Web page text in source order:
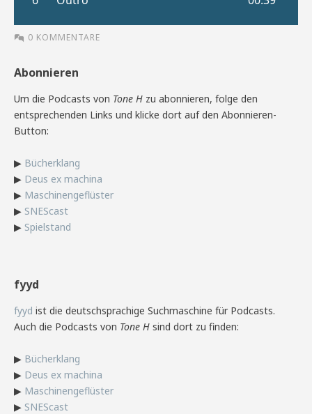
0 KOMMENTARE
Abonnieren
Um die Podcasts von Tone H zu abonnieren, folge den
entsprechenden Links und klicke dort auf den Abonnieren-
Button:
▶ Bücherklang
▶ Deus ex machina
▶ Maschinengeflüster
▶ SNEScast
▶ Spielstand
fyyd
fyyd ist die deutschsprachige Suchmaschine für Podcasts.
Auch die Podcasts von Tone H sind dort zu finden:
▶ Bücherklang
▶ Deus ex machina
▶ Maschinengeflüster
▶ SNEScast